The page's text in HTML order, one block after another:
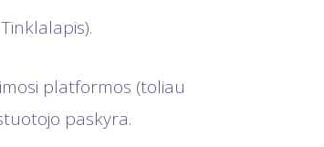
platformos (toliau
paskyra.